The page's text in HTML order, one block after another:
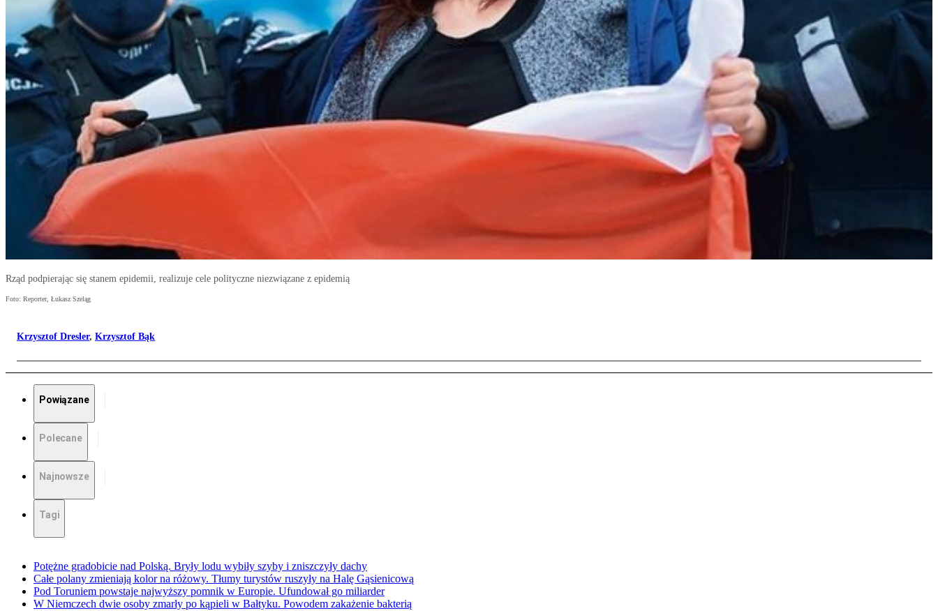
Rząd podpierając się stanem epidemii, realizuje cele polityczne niezwiązane z epidemią
Foto: Reporter, Łukasz Szeląg
Krzysztof Dresler, Krzysztof Bąk
Powiązane
Polecane
Najnowsze
Tagi
Potężne gradobicie nad Polską. Bryły lodu wybiły szyby i zniszczyły dachy
Całe polany zmieniają kolor na różowy. Tłumy turystów ruszyły na Halę Gąsienicową
Pod Toruniem powstaje najwyższy pomnik w Europie. Ufundował go miliarder
W Niemczech dwie osoby zmarły po kąpieli w Bałtyku. Powodem zakażenie bakterią